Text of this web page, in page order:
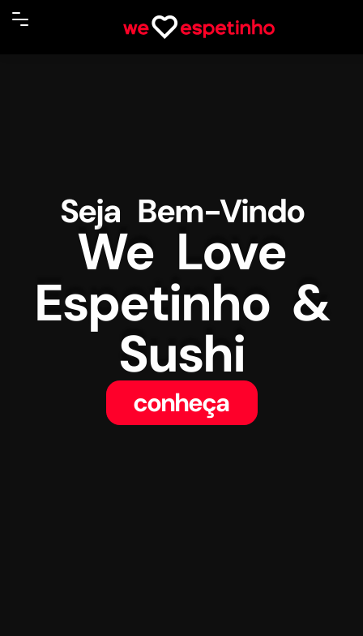
Seja Bem-Vindo
We Love
Espetinho &
Sushi
conheça